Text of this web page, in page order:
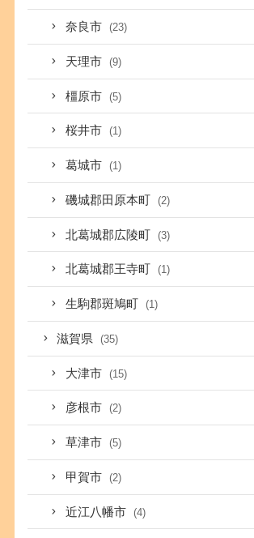
奈良市 (23)
天理市 (9)
橿原市 (5)
桜井市 (1)
葛城市 (1)
磯城郡田原本町 (2)
北葛城郡広陵町 (3)
北葛城郡王寺町 (1)
生駒郡斑鳩町 (1)
滋賀県 (35)
大津市 (15)
彦根市 (2)
草津市 (5)
甲賀市 (2)
近江八幡市 (4)